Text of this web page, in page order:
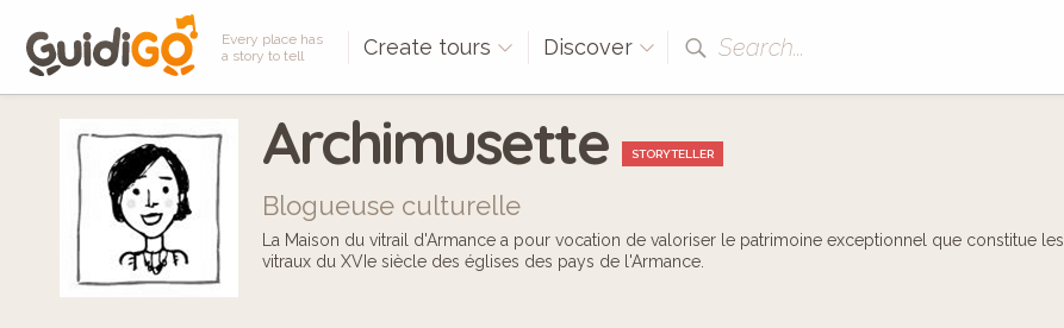
Every place has
a story to tell
Create tours Discover Search...
Archimusette STORYTELLER
Blogueuse culturelle
La Maison du vitrail d'Armance a pour vocation de valoriser le patrimoine exceptionnel que constitue les
vitraux du XVIe siècle des églises des pays de l'Armance.